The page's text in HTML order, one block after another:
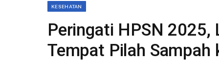
KESEHATAN
Peringati HPSN 2025,
Tempat Pilah Sampah